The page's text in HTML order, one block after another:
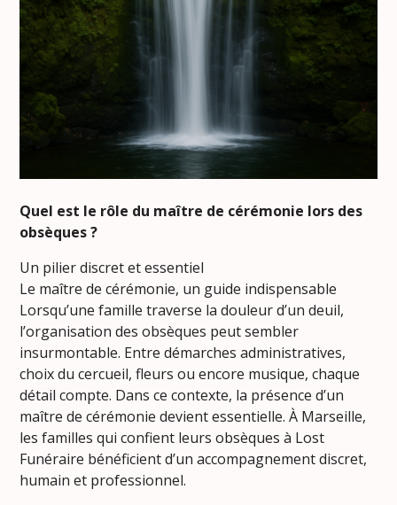
Quel est le rôle du maître de cérémonie lors des
obsèques ?
Un pilier discret et essentiel
Le maître de cérémonie, un guide indispensable
Lorsqu’une famille traverse la douleur d’un deuil,
l’organisation des obsèques peut sembler
insurmontable. Entre démarches administratives,
choix du cercueil, fleurs ou encore musique, chaque
détail compte. Dans ce contexte, la présence d’un
maître de cérémonie devient essentielle. À Marseille,
les familles qui confient leurs obsèques à Lost
Funéraire bénéficient d’un accompagnement discret,
humain et professionnel.